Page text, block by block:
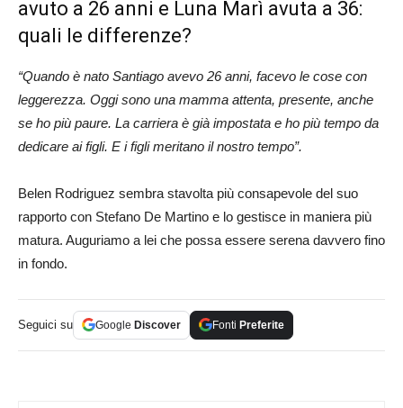
avuto a 26 anni e Luna Marì avuta a 36:
quali le differenze?
“Quando è nato Santiago avevo 26 anni, facevo le cose con
leggerezza. Oggi sono una mamma attenta, presente, anche
se ho più paure. La carriera è già impostata e ho più tempo da
dedicare ai figli. E i figli meritano il nostro tempo”.
Belen Rodriguez sembra stavolta più consapevole del suo
rapporto con Stefano De Martino e lo gestisce in maniera più
matura. Auguriamo a lei che possa essere serena davvero fino
in fondo.
Seguici su Google Discover Fonti Preferite